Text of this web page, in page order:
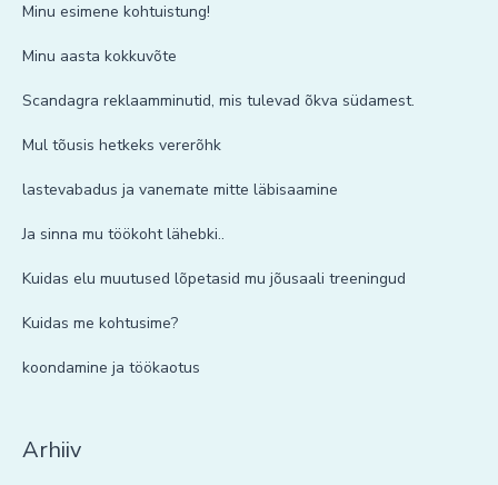
Minu esimene kohtuistung!
Minu aasta kokkuvõte
Scandagra reklaamminutid, mis tulevad õkva südamest.
Mul tõusis hetkeks vererõhk
lastevabadus ja vanemate mitte läbisaamine
Ja sinna mu töökoht lähebki..
Kuidas elu muutused lõpetasid mu jõusaali treeningud
Kuidas me kohtusime?
koondamine ja töökaotus
Arhiiv